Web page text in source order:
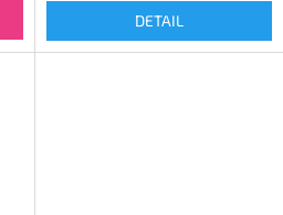
DETAIL